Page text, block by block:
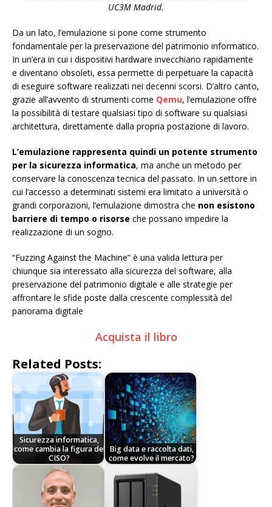
UC3M Madrid.
Da un lato, l’emulazione si pone come strumento
fondamentale per la preservazione del patrimonio informatico.
In un’era in cui i dispositivi hardware invecchiano rapidamente
e diventano obsoleti, essa permette di perpetuare la capacità
di eseguire software realizzati nei decenni scorsi. D’altro canto,
grazie all’avvento di strumenti come Qemu, l’emulazione offre
la possibilità di testare qualsiasi tipo di software su qualsiasi
architettura, direttamente dalla propria postazione di lavoro.
L’emulazione rappresenta quindi un potente strumento
per la sicurezza informatica, ma anche un metodo per
conservare la conoscenza tecnica del passato. In un settore in
cui l’accesso a determinati sistemi era limitato a università o
grandi corporazioni, l’emulazione dimostra che non esistono
barriere di tempo o risorse che possano impedire la
realizzazione di un sogno.
“Fuzzing Against the Machine” è una valida lettura per
chiunque sia interessato alla sicurezza del software, alla
preservazione del patrimonio digitale e alle strategie per
affrontare le sfide poste dalla crescente complessità del
panorama digitale
Acquista il libro
Related Posts:
Sicurezza informatica,
come cambia la figura del
CISO?
Big data e raccolta dati,
come evolve il mercato?